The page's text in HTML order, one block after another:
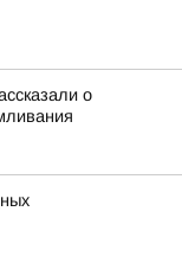
о